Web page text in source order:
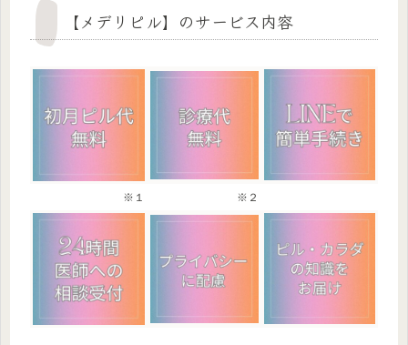
【メデリピル】のサービス内容
※１ ※２